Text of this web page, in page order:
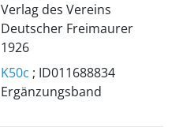
Verlag des Vereins
Deutscher Freimaurer
1926
K50c ; ID011688834
Ergänzungsband